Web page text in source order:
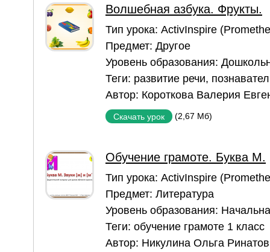
Волшебная азбука. Фрукты.
Тип урока: ActivInspire
Предмет: Другое
Уровень образования:
Теги: развитие речи,
Автор: Короткова Валерия
Скачать урок (2,67 Мб)
Обучение грамоте. Буква М.
Тип урока: ActivInspire
Предмет: Литература
Уровень образования:
Теги: обучение грамоте 1 класс
Автор: Никулина Ольга